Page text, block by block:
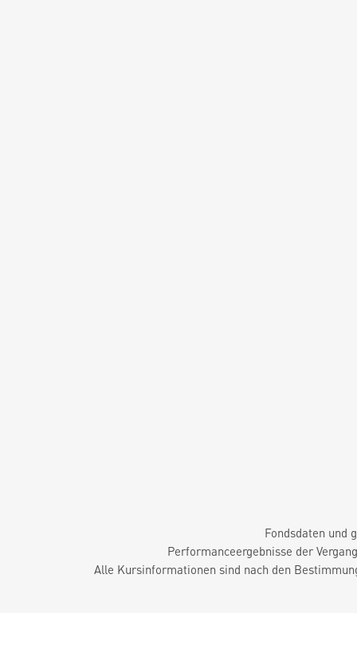
Fondsdaten und
Performanceergebnisse der
Alle Kursinformationen sind nach den